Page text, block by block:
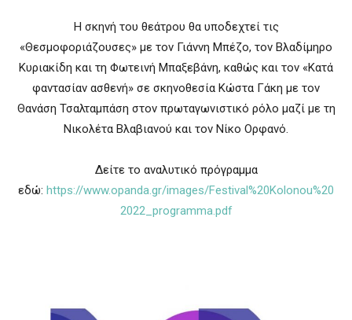
Η σκηνή του θεάτρου θα υποδεχτεί τις
«Θεσμοφοριάζουσες» με τον Γιάννη Μπέζο, τον Βλαδίμηρο
Κυριακίδη και τη Φωτεινή Μπαξεβάνη, καθώς και τον «Κατά
φαντασίαν ασθενή» σε σκηνοθεσία Κώστα Γάκη με τον
Θανάση Τσαλταμπάση στον πρωταγωνιστικό ρόλο μαζί με τη
Νικολέτα Βλαβιανού και τον Νίκο Ορφανό.
Δείτε το αναλυτικό πρόγραμμα
εδώ: https://www.opanda.gr/images/Festival%20Kolonou%20
2022_programma.pdf